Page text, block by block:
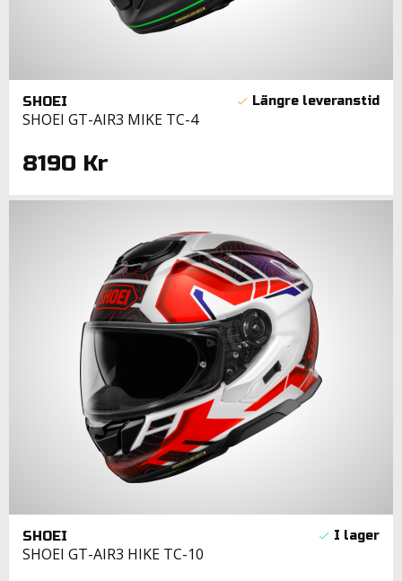
SHOEI
SHOEI GT-AIR3 MIKE TC-4
8190 Kr
SHOEI
SHOEI GT-AIR3 HIKE TC-10